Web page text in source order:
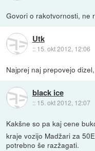
Govori o rakotvornosti, ne
Utk
:: 15. okt 2012, 12:06
Najprej naj prepovejo
black ice
:: 15. okt 2012, 12:07
Kakšne so pa kaj cene
kraje vozijo Madžari za
potrebno še razžagati.